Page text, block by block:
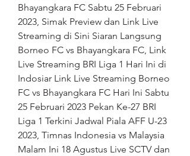
Bhayangkara FC Sabtu 25 Februari
2023, Simak Preview dan Link Live
Streaming di Sini Siaran Langsung
Borneo FC vs Bhayangkara FC, Link
Live Streaming BRI Liga 1 Hari Ini di
Indosiar Link Live Streaming Borneo
FC vs Bhayangkara FC Hari Ini Sabtu
25 Februari 2023 Pekan Ke-27 BRI
Liga 1 Terkini Jadwal Piala AFF U-23
2023, Timnas Indonesia vs Malaysia
Malam Ini 18 Agustus Live SCTV dan